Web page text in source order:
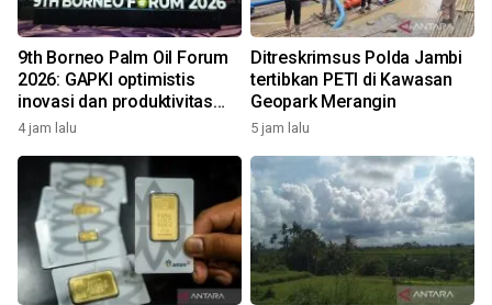
9th Borneo Palm Oil Forum
2026: GAPKI optimistis
inovasi dan produktivitas
perkuat masa depan Sawit
4 jam lalu
Ditreskrimsus Polda Jambi
tertibkan PETI di Kawasan
Geopark Merangin
5 jam lalu